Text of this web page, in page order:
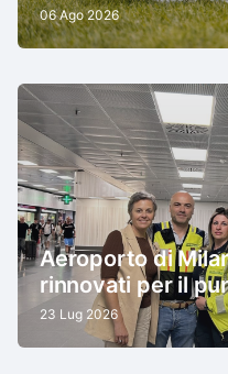
06 Ago 2026
Aeroporto di
rinnovati per il
23 Lug 2026